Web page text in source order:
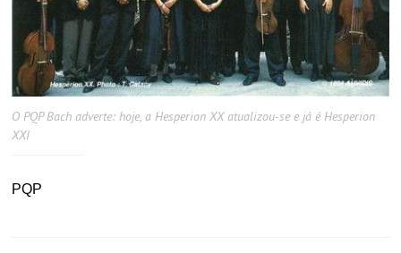
O PQP Bach adverte: hoje, a Hesperion XX atualizou-se e já é Hesperion
XXI
PQP